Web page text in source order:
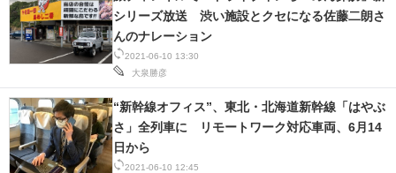
2021-06-10 13:30
大泉勝彦
シリーズ放送 渋い施設とクセになる佐藤二朗さ
んのナレーション
2021-06-10 12:45
“新幹線オフィス”、東北・北海道新幹線「はやぶ
さ」全列車に リモートワーク対応車両、6月14
日から